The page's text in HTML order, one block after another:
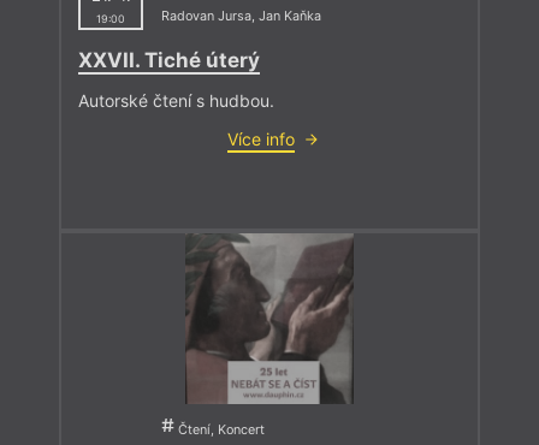
19:00 Radovan Jursa, Jan Kaňka
XXVII. Tiché úterý
Autorské čtení s hudbou.
Více info
Čtení, Koncert